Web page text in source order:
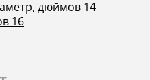
дюймов 14
16